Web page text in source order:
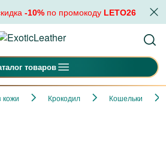
-10%по промокоду LETO26
товаров
кожи Крокодил Кошельки